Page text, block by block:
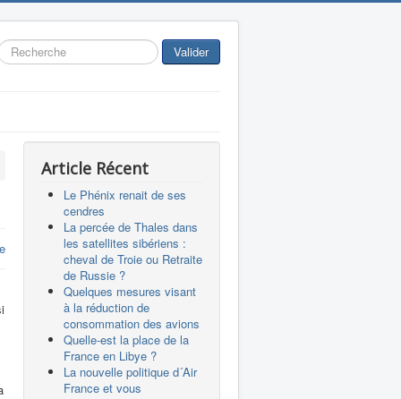
Valider
Article Récent
Le Phénix renait de ses
cendres
La percée de Thales dans
les satellites sibériens :
cheval de Troie ou Retraite
de Russie ?
Quelques mesures visant
à la réduction de
consommation des avions
Quelle-est la place de la
France en Libye ?
La nouvelle politique d´Air
France et vous